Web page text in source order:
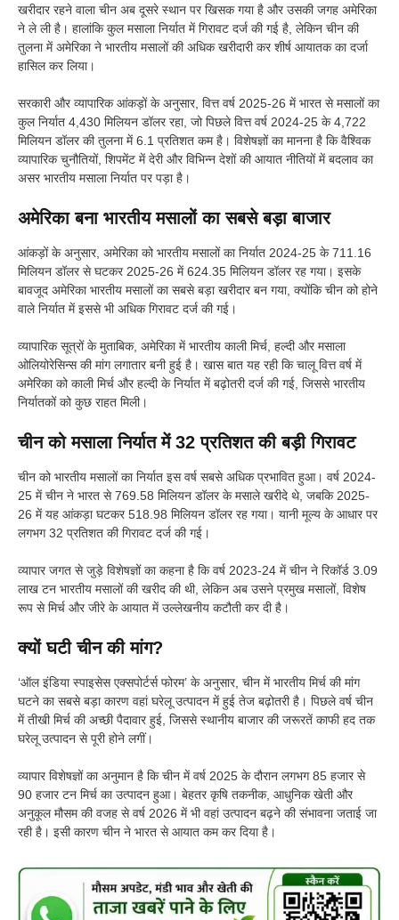
खरीदार रहने वाला चीन अब दूसरे स्थान पर खिसक गया है और उसकी जगह अमेरिका
ने ले ली है। हालांकि कुल मसाला निर्यात में गिरावट दर्ज की गई है, लेकिन चीन की
तुलना में अमेरिका ने भारतीय मसालों की अधिक खरीदारी कर शीर्ष आयातक का दर्जा
हासिल कर लिया।
सरकारी और व्यापारिक आंकड़ों के अनुसार, वित्त वर्ष 2025-26 में भारत से मसालों का
कुल निर्यात 4,430 मिलियन डॉलर रहा, जो पिछले वित्त वर्ष 2024-25 के 4,722
मिलियन डॉलर की तुलना में 6.1 प्रतिशत कम है। विशेषज्ञों का मानना है कि वैश्विक
व्यापारिक चुनौतियों, शिपमेंट में देरी और विभिन्न देशों की आयात नीतियों में बदलाव का
असर भारतीय मसाला निर्यात पर पड़ा है।
अमेरिका बना भारतीय मसालों का सबसे बड़ा बाजार
आंकड़ों के अनुसार, अमेरिका को भारतीय मसालों का निर्यात 2024-25 के 711.16
मिलियन डॉलर से घटकर 2025-26 में 624.35 मिलियन डॉलर रह गया। इसके
बावजूद अमेरिका भारतीय मसालों का सबसे बड़ा खरीदार बन गया, क्योंकि चीन को होने
वाले निर्यात में इससे भी अधिक गिरावट दर्ज की गई।
व्यापारिक सूत्रों के मुताबिक, अमेरिका में भारतीय काली मिर्च, हल्दी और मसाला
ओलियोरेसिन्स की मांग लगातार बनी हुई है। खास बात यह रही कि चालू वित्त वर्ष में
अमेरिका को काली मिर्च और हल्दी के निर्यात में बढ़ोतरी दर्ज की गई, जिससे भारतीय
निर्यातकों को कुछ राहत मिली।
चीन को मसाला निर्यात में 32 प्रतिशत की बड़ी गिरावट
चीन को भारतीय मसालों का निर्यात इस वर्ष सबसे अधिक प्रभावित हुआ। वर्ष 2024-
25 में चीन ने भारत से 769.58 मिलियन डॉलर के मसाले खरीदे थे, जबकि 2025-
26 में यह आंकड़ा घटकर 518.98 मिलियन डॉलर रह गया। यानी मूल्य के आधार पर
लगभग 32 प्रतिशत की गिरावट दर्ज की गई।
व्यापार जगत से जुड़े विशेषज्ञों का कहना है कि वर्ष 2023-24 में चीन ने रिकॉर्ड 3.09
लाख टन भारतीय मसालों की खरीद की थी, लेकिन अब उसने प्रमुख मसालों, विशेष
रूप से मिर्च और जीरे के आयात में उल्लेखनीय कटौती कर दी है।
क्यों घटी चीन की मांग?
‘ऑल इंडिया स्पाइसेस एक्सपोर्टर्स फोरम’ के अनुसार, चीन में भारतीय मिर्च की मांग
घटने का सबसे बड़ा कारण वहां घरेलू उत्पादन में हुई तेज बढ़ोतरी है। पिछले वर्ष चीन
में तीखी मिर्च की अच्छी पैदावार हुई, जिससे स्थानीय बाजार की जरूरतें काफी हद तक
घरेलू उत्पादन से पूरी होने लगीं।
व्यापार विशेषज्ञों का अनुमान है कि चीन में वर्ष 2025 के दौरान लगभग 85 हजार से
90 हजार टन मिर्च का उत्पादन हुआ। बेहतर कृषि तकनीक, आधुनिक खेती और
अनुकूल मौसम की वजह से वर्ष 2026 में भी वहां उत्पादन बढ़ने की संभावना जताई जा
रही है। इसी कारण चीन ने भारत से आयात कम कर दिया है।